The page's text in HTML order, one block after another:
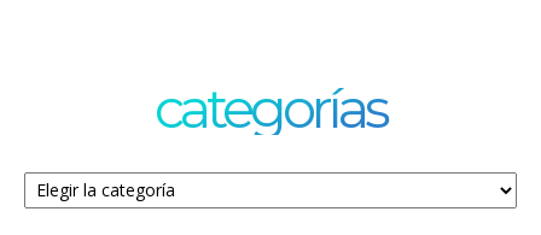
categorías
Categorías